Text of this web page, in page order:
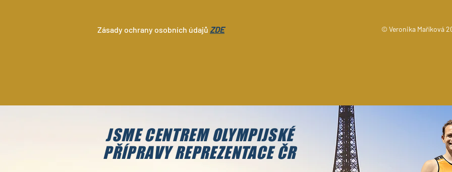
Zásady ochrany osobních údajů ZDE © Veronika Maříková
JSME CENTREM OLYMPIJSKÉ
PŘÍPRAVY REPREZENTACE ČR